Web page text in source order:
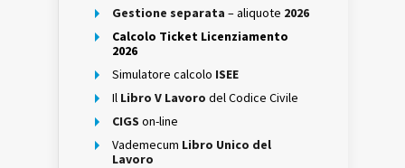
Gestione separata – aliquote 2026
Calcolo Ticket Licenziamento
2026
Simulatore calcolo ISEE
Il Libro V Lavoro del Codice Civile
CIGS on-line
Vademecum Libro Unico del
Lavoro